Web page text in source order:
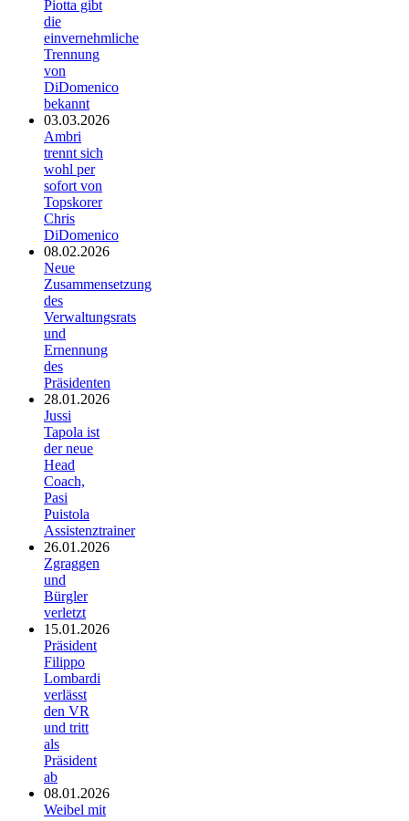
Piotta gibt
die
einvernehmliche
Trennung
von
DiDomenico
bekannt
03.03.2026
Ambri
trennt sich
wohl per
sofort von
Topskorer
Chris
DiDomenico
08.02.2026
Neue
Zusammensetzung
des
Verwaltungsrats
und
Ernennung
des
Präsidenten
28.01.2026
Jussi
Tapola ist
der neue
Head
Coach,
Pasi
Puistola
Assistenztrainer
26.01.2026
Zgraggen
und
Bürgler
verletzt
15.01.2026
Präsident
Filippo
Lombardi
verlässt
den VR
und tritt
als
Präsident
ab
08.01.2026
Weibel mit